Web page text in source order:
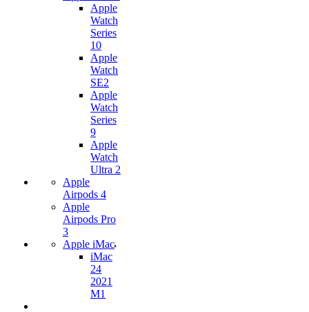
Apple
Watch
Series
10
Apple
Watch
SE2
Apple
Watch
Series
9
Apple
Watch
Ultra 2
Apple
Airpods 4
Apple
Airpods Pro
3
Apple iMac
iMac
24
2021
M1